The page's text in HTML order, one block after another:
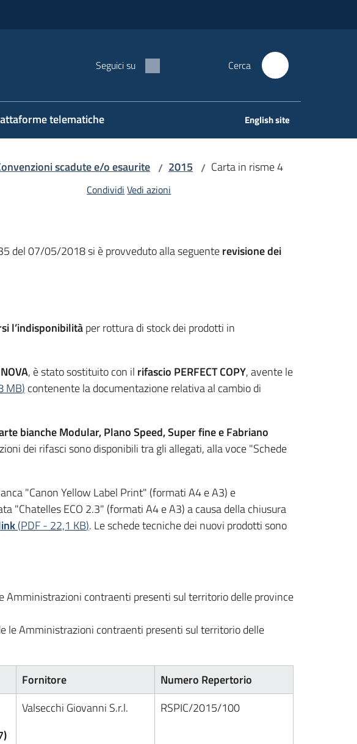
Seguici su Cerca
telematiche English site
scadute e/o esaurite / 2015 / Carta in risme 4
Condividi Vedi azioni
del 07/05/2018 si è provveduto alla seguenterevisione dei
l’indisponibilitàper rottura di stock dei prodotti in
, è stato sostituito con il rifascio PERFECT COPY, avente le
MB) contenente la documentazione relativa al cambio di
bianche Modular, Plano Speed, Super fine e Fabriano
dei rifasci sono disponibili tra gli allegati, alla voce "Schede
"Canon Yellow Label Print" (formati A4 e A3) e
"Chatelles ECO 2.3" (formati A4 e A3) a causa della chiusura
(PDF- 22,1 KB). Le schede tecniche dei nuovi prodotti sono
Amministrazioni contraenti presenti sul territorio delle province
le Amministrazioni contraenti presenti sul territorio delle
Fornitore
Numero Repertorio
Valsecchi Giovanni S.r.l. RSPIC/2015/100